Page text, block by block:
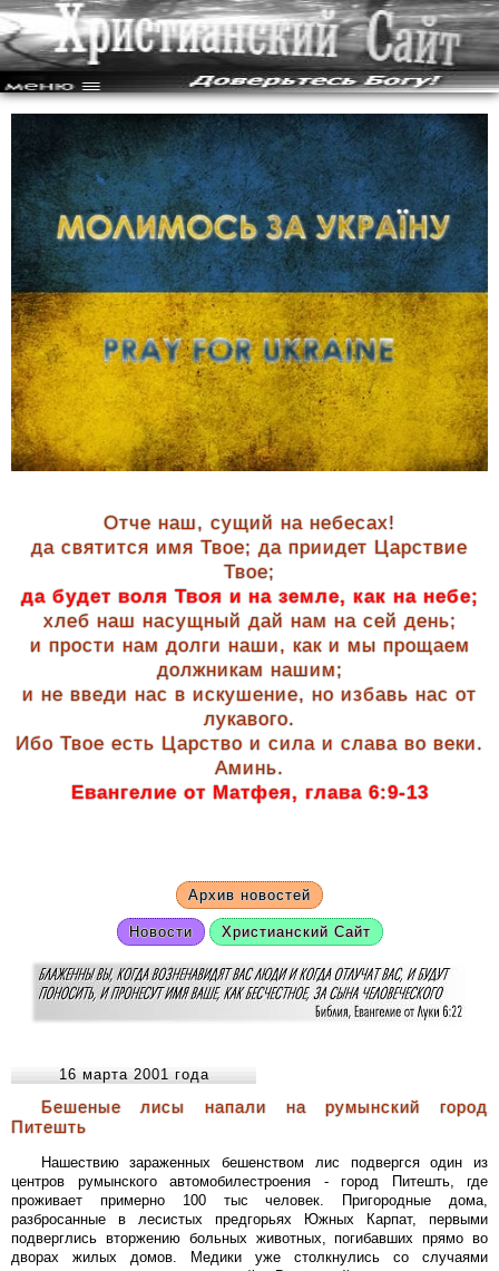
Отче наш, сущий на небесах!
да святится имя Твое; да приидет Царствие
Твое;
да будет воля Твоя и на земле, как на небе;
хлеб наш насущный дай нам на сей день;
и прости нам долги наши, как и мы прощаем
должникам нашим;
и не введи нас в искушение, но избавь нас от
лукавого.
Ибо Твое есть Царство и сила и слава во веки.
Аминь.
Евангелие от Матфея, глава 6:9-13
Архив новостей
Новости Христианский Сайт
16 марта 2001 года
Бешеные лисы напали на румынский город
Питешть
Нашествию зараженных бешенством лис подвергся один из
центров румынского автомобилестроения - город Питешть, где
проживает примерно 100 тыс человек. Пригородные дома,
разбросанные в лесистых предгорьях Южных Карпат, первыми
подверглись вторжению больных животных, погибавших прямо во
дворах жилых домов. Медики уже столкнулись со случаями